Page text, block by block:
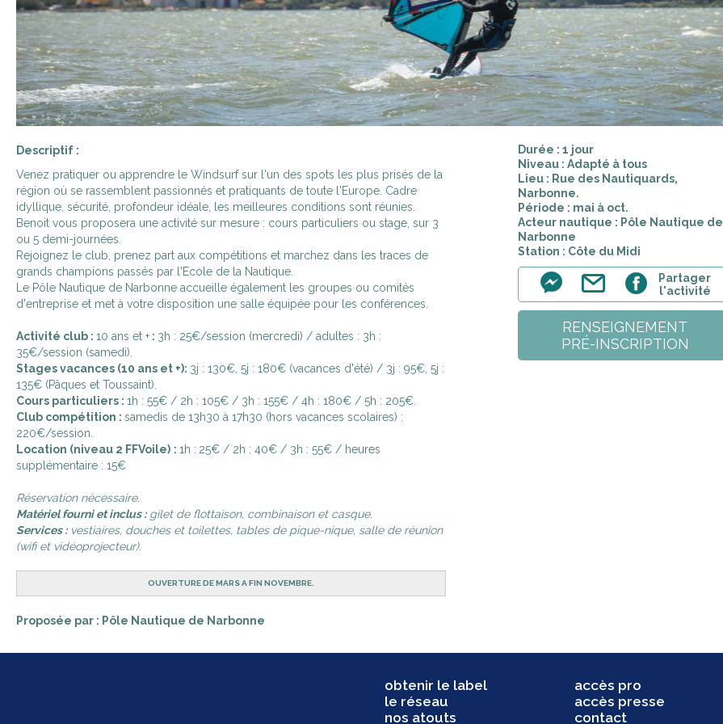
Durée : 1 jour
Niveau : Adapté à tous
Lieu : Rue des Nautiquards,
Narbonne.
Période : mai à oct.
Acteur nautique : Pôle Nautique de
Narbonne
Station : Côte du Midi
Partager
l'activité
RENSEIGNEMENT
PRÉ-INSCRIPTION
Descriptif :
Venez pratiquer ou apprendre le Windsurf sur l'un des spots les plus prisés de la
région où se rassemblent passionnés et pratiquants de toute l'Europe. Cadre
idyllique, sécurité, profondeur idéale, les meilleures conditions sont réunies.
Benoit vous proposera une activité sur mesure : cours particuliers ou stage, sur 3
ou 5 demi-journées.
Rejoignez le club, prenez part aux compétitions et marchez dans les traces de
grands champions passés par l'Ecole de la Nautique.
Le Pôle Nautique de Narbonne accueille également les groupes ou comités
d'entreprise et met à votre disposition une salle équipée pour les conférences.
Activité club : 10 ans et + : 3h : 25€/session (mercredi) / adultes : 3h :
35€/session (samedi).
Stages vacances (10 ans et +): 3j : 130€, 5j : 180€ (vacances d'été) / 3j : 95€, 5j :
135€ (Pâques et Toussaint).
Cours particuliers : 1h : 55€ / 2h : 105€ / 3h : 155€ / 4h : 180€ / 5h : 205€.
Club compétition : samedis de 13h30 à 17h30 (hors vacances scolaires) :
220€/session.
Location (niveau 2 FFVoile) : 1h : 25€ / 2h : 40€ / 3h : 55€ / heures
supplémentaire : 15€
Réservation nécessaire.
Matériel fourni et inclus :gilet de flottaison, combinaison et casque.
Services :vestiaires, douches et toilettes, tables de pique-nique, salle de réunion
(wifi et vidéoprojecteur).
OUVERTURE DE MARS A FIN NOVEMBRE.
Proposée par : Pôle Nautique de Narbonne
obtenir le label
le réseau
nos atouts
accès pro
accès presse
contact